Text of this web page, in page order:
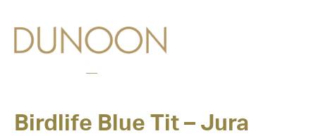
Birdlife Blue Tit – Jura